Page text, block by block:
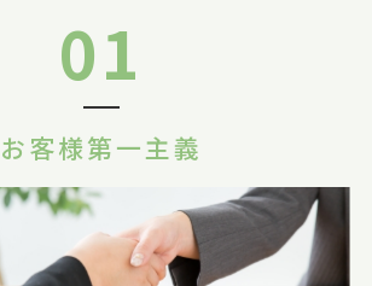
01
お客様第一主義